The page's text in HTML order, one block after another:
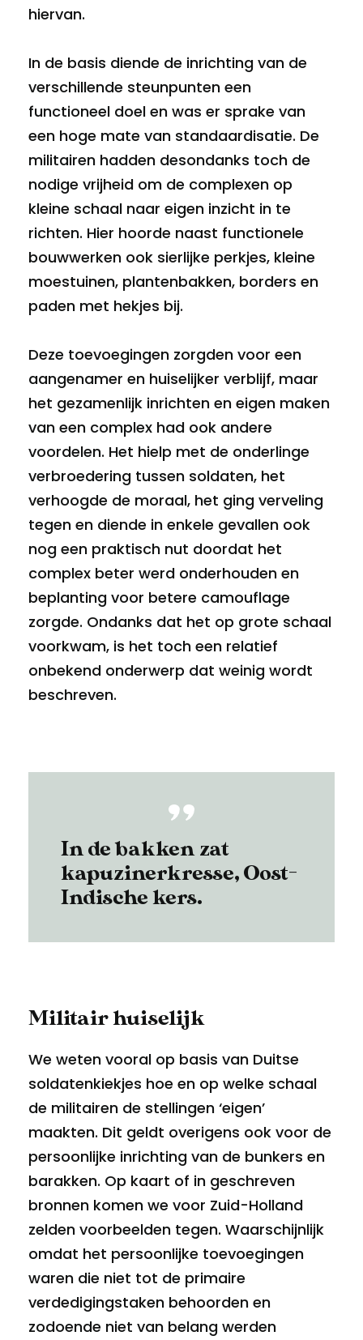
hiervan.
In de basis diende de inrichting van de
verschillende steunpunten een
functioneel doel en was er sprake van
een hoge mate van standaardisatie. De
militairen hadden desondanks toch de
nodige vrijheid om de complexen op
kleine schaal naar eigen inzicht in te
richten. Hier hoorde naast functionele
bouwwerken ook sierlijke perkjes, kleine
moestuinen, plantenbakken, borders en
paden met hekjes bij.
Deze toevoegingen zorgden voor een
aangenamer en huiselijker verblijf, maar
het gezamenlijk inrichten en eigen maken
van een complex had ook andere
voordelen. Het hielp met de onderlinge
verbroedering tussen soldaten, het
verhoogde de moraal, het ging verveling
tegen en diende in enkele gevallen ook
nog een praktisch nut doordat het
complex beter werd onderhouden en
beplanting voor betere camouflage
zorgde. Ondanks dat het op grote schaal
voorkwam, is het toch een relatief
onbekend onderwerp dat weinig wordt
beschreven.
In de bakken zat
kapuzinerkresse, Oost-
Indische kers.
Militair huiselijk
We weten vooral op basis van Duitse
soldatenkiekjes hoe en op welke schaal
de militairen de stellingen ‘eigen’
maakten. Dit geldt overigens ook voor de
persoonlijke inrichting van de bunkers en
barakken. Op kaart of in geschreven
bronnen komen we voor Zuid-Holland
zelden voorbeelden tegen. Waarschijnlijk
omdat het persoonlijke toevoegingen
waren die niet tot de primaire
verdedigingstaken behoorden en
zodoende niet van belang werden